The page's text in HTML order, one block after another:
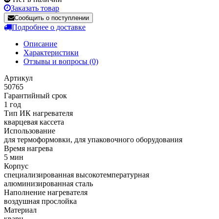
Заказать товар
Сообщить о поступлении
Подробнее о доставке
Описание
Характеристики
Отзывы и вопросы (0)
Артикул
50765
Гарантийный срок
1 год
Тип ИК нагревателя
кварцевая кассета
Использование
для термоформовки, для упаковочного оборудования
Время нагрева
5 мин
Корпус
cпециализированная высокотемпературная
алюминизированная сталь
Наполнение нагревателя
воздушная прослойка
Материал